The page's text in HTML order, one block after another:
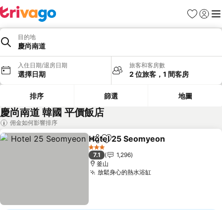
我的最愛
登入 選
目的地
慶尚南道
入住日期/退房日期
選擇日期
旅客和客房數
2 位旅客，1 間客房
排序 篩選 地圖
慶尚南道 韓國 平價飯店
佣金如何影響排序
分享 加入我的最愛
Hotel 25 Seomyeon
3 星級
7.1
1,296
釜山
放鬆身心的熱水浴缸查看價格